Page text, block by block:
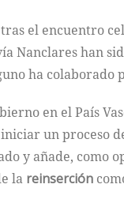
el encuentro
Nanclares han
ha colaborado
en el País
un proceso
y añade, como
la reinserción